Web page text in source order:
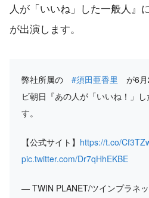
人が「いいね」した一般人』
が出演します。
弊社所属の #須田亜香里 が6月
ビ朝日『あの人が「いいね！」
す。
【公式サイト】 https://t.co/
pic.twitter.com/Dr7qHhEKBE
— TWIN PLANET/ツインプラネ